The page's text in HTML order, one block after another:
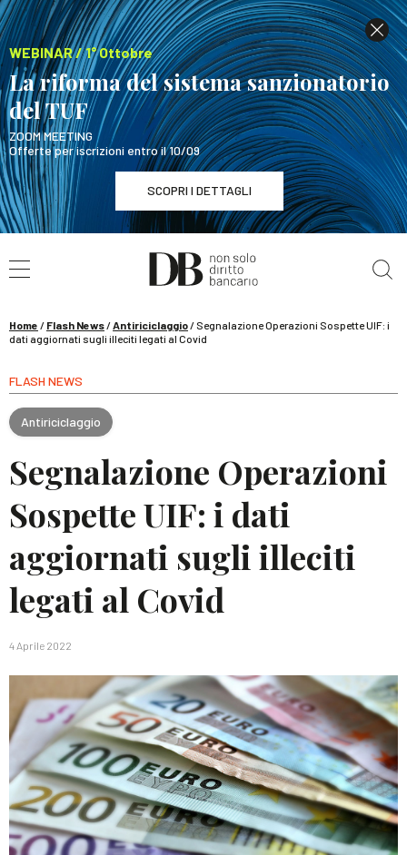
WEBINAR / 1° Ottobre
La riforma del sistema sanzionatorio
del TUF
ZOOM MEETING
Offerte per iscrizioni entro il 10/09
SCOPRI I DETTAGLI
WEBINAR / 1° Ottobre
La riforma del sistema sanzionatorio del TUF
Home / Flash News/Antiriciclaggio/ Segnalazione Operazioni Sospette UIF: i
dati aggiornati sugli illeciti legati al Covid
FLASH NEWS
Antiriciclaggio
Segnalazione Operazioni
Sospette UIF: i dati
aggiornati sugli illeciti
legati al Covid
4 Aprile 2022